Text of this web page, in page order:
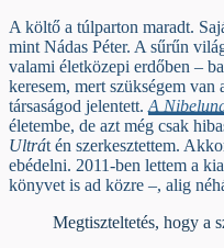
A költő a túlparton maradt.
mint Nádas Péter. A sűrűn
valami életközepi erdőben –
keresem, mert szükségem van
társaságod jelentett. A
életembe, de azt még csak
Ultrát én szerkesztettem.
ebédelni. 2011-ben lettem a
könyvet is ad közre –, alig
Megtiszteltetés, hogy a